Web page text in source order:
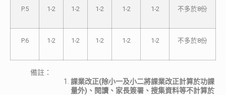
P.5 1-2 1-2 1-2 1-2 1-2 不多於8份
P.6 1-2 1-2 1-2 1-2 1-2 不多於8份
備註：
課業改正(除小一及小二將課業改正計算於功課
量外)、閱讀、家長簽署、搜集資料等不計算於